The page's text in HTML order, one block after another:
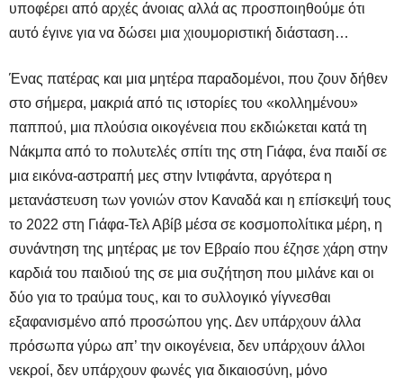
υποφέρει από αρχές άνοιας αλλά ας προσποιηθούμε ότι
αυτό έγινε για να δώσει μια χιουμοριστική διάσταση…
Ένας πατέρας και μια μητέρα παραδομένοι, που ζουν δήθεν
στο σήμερα, μακριά από τις ιστορίες του «κολλημένου»
παππού, μια πλούσια οικογένεια που εκδιώκεται κατά τη
Νάκμπα από το πολυτελές σπίτι της στη Γιάφα, ένα παιδί σε
μια εικόνα-αστραπή μες στην Ιντιφάντα, αργότερα η
μετανάστευση των γονιών στον Καναδά και η επίσκεψή τους
το 2022 στη Γιάφα-Τελ Αβίβ μέσα σε κοσμοπολίτικα μέρη, η
συνάντηση της μητέρας με τον Εβραίο που έζησε χάρη στην
καρδιά του παιδιού της σε μια συζήτηση που μιλάνε και οι
δύο για το τραύμα τους, και το συλλογικό γίγνεσθαι
εξαφανισμένο από προσώπου γης. Δεν υπάρχουν άλλα
πρόσωπα γύρω απ’ την οικογένεια, δεν υπάρχουν άλλοι
νεκροί, δεν υπάρχουν φωνές για δικαιοσύνη, μόνο